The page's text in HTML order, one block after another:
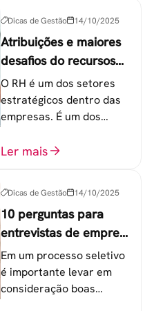
Dicas de Gestão 14/10/2025
Atribuições e maiores
desafios do recursos
humanos em uma
empresa
O RH é um dos setores
estratégicos dentro das
empresas. É um dos
o atingimento das metas
Ler mais
Dicas de Gestão 14/10/2025
10 perguntas para
entrevistas de emprego
que recrutadores não
devem fazer
Em um processo seletivo
é importante levar em
consideração boas